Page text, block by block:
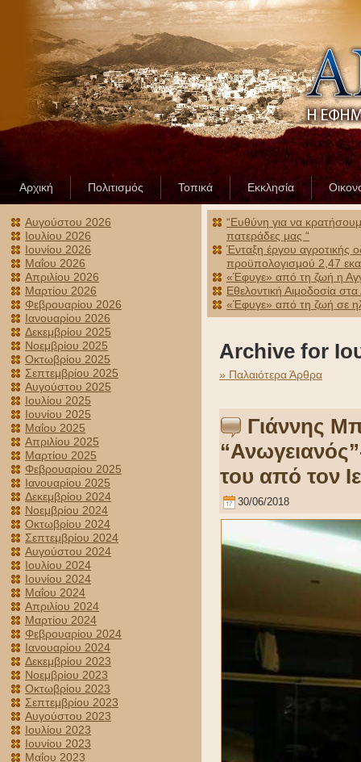
Αρχική Πολιτισμός Τοπικά Εκκλησία
Αυγούστου 2026
Ιουλίου 2026
Ιουνίου 2026
Μαΐου 2026
Απριλίου 2026
Μαρτίου 2026
Φεβρουαρίου 2026
Ιανουαρίου 2026
Δεκεμβρίου 2025
Νοεμβρίου 2025
Οκτωβρίου 2025
Σεπτεμβρίου 2025
Αυγούστου 2025
Ιουλίου 2025
Ιουνίου 2025
Μαΐου 2025
Απριλίου 2025
Μαρτίου 2025
Φεβρουαρίου 2025
Ιανουαρίου 2025
Δεκεμβρίου 2024
Νοεμβρίου 2024
Οκτωβρίου 2024
Σεπτεμβρίου 2024
Αυγούστου 2024
Ιουλίου 2024
Ιουνίου 2024
Μαΐου 2024
Απριλίου 2024
Μαρτίου 2024
Φεβρουαρίου 2024
Ιανουαρίου 2024
Δεκεμβρίου 2023
Νοεμβρίου 2023
Οκτωβρίου 2023
Σεπτεμβρίου 2023
Αυγούστου 2023
Ιουλίου 2023
Ιουνίου 2023
Μαΐου 2023
“Ευθύνη για να
πατεράδες μας “
Ένταξη έργου αγροτικής
προϋπολογισμού 2,47
«Έφυγε» από τη ζωή η
Εθελοντική Αιμοδοσία
«Έφυγε» από τη ζωή σε
Archive for
» Παλαιότερα Άρθρα
Γιάννης
του από τον
30/06/2018